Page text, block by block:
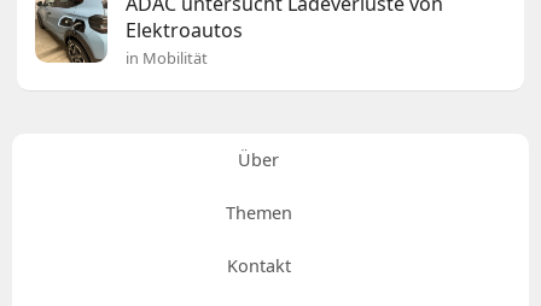
Elektroautos
in Mobilität
Über
Themen
Kontakt